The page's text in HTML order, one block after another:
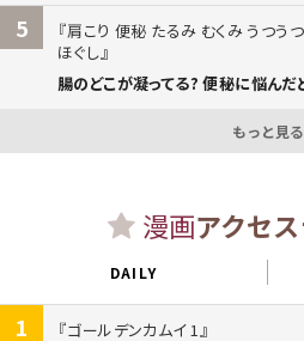
5
肩こり 便秘 たるみ むくみ うつう
ほぐし
腸のどこが凝ってる? 便秘に悩んだ
もっと見る
漫画アクセ
DAILY
1
ゴールデンカムイ 1